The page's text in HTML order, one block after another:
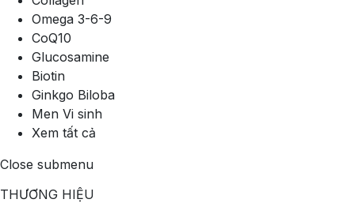
Omega 3-6-9
CoQ10
Glucosamine
Biotin
Ginkgo Biloba
Men Vi sinh
Xem tất cả
Close submenu
THƯƠNG HIỆU